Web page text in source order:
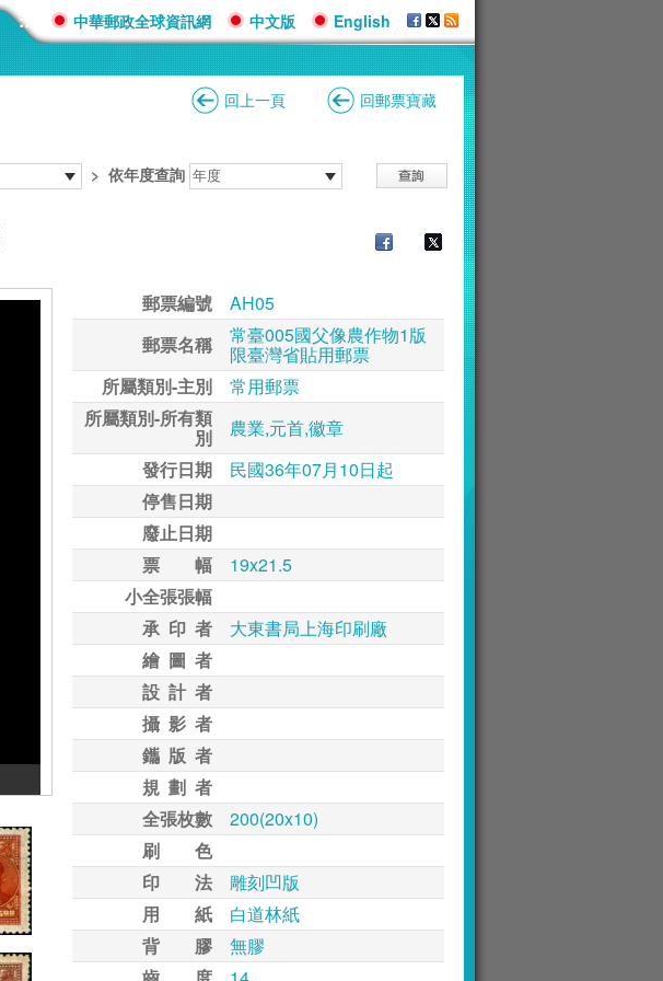
::: 中華郵政全球資訊網 中文版 English
回上一頁 回郵票寶藏
> 依年度查詢
郵票編號
AH05
郵票名稱
常臺005國父像農作物1版
限臺灣省貼用郵票
所屬類別-主別
常用郵票
所屬類別-所有類
別
農業,元首,徽章
發行日期
民國36年07月10日起
停售日期
廢止日期
票 幅
19x21.5
小全張張幅
承 印 者
大東書局上海印刷廠
繪 圖 者
設 計 者
攝 影 者
鑴 版 者
規 劃 者
全張枚數
200(20x10)
刷 色
印 法
雕刻凹版
用 紙
白道林紙
背 膠
無膠